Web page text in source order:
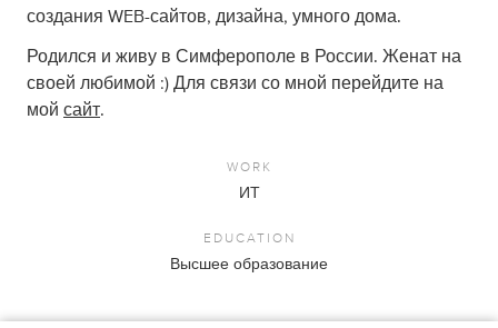
создания WEB-сайтов, дизайна, умного дома.
Родился и живу в Симферополе в России. Женат на
своей любимой :) Для связи со мной перейдите на
мой сайт.
WORK
ИТ
EDUCATION
Высшее образование